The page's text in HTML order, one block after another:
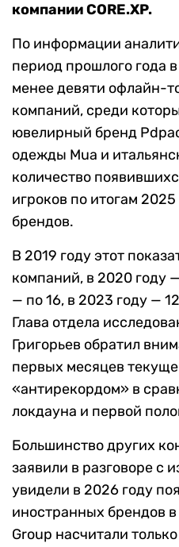
компании CORE.XP.
По информации
период прошлого года
менее девяти офлайн-
компаний, среди
ювелирный бренд
одежды Mua и
количество
игроков по итогам 2025
брендов.
В 2019 году этот
компаний, в 2020 году
— по 16, в 2023 году —
Глава отдела
Григорьев обратил
первых месяцев
«антирекордом» в
локдауна и первой
Большинство других
заявили в разговоре с
увидели в 2026 году
иностранных брендов
Group насчитали